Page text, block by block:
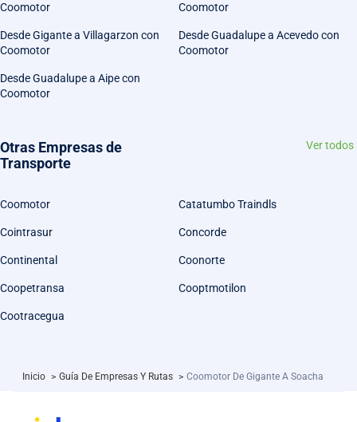
Coomotor
Coomotor
Desde Gigante a Villagarzon con
Coomotor
Desde Guadalupe a Acevedo con
Coomotor
Desde Guadalupe a Aipe con
Coomotor
Otras Empresas de
Transporte
Ver todos
Coomotor Catatumbo Traindls
Cointrasur Concorde
Continental Coonorte
Coopetransa Cooptmotilon
Cootracegua
Inicio > Guía De Empresas Y Rutas > Coomotor De Gigante A Soacha